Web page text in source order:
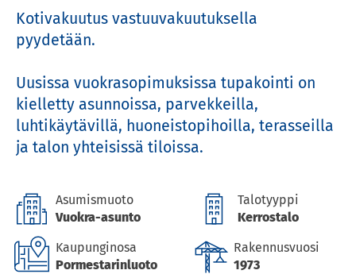
Kotivakuutus vastuuvakuutuksella
pyydetään.
Uusissa vuokrasopimuksissa tupakointi on
kielletty asunnoissa, parvekkeilla,
luhtikäytävillä, huoneistopihoilla, terasseilla
ja talon yhteisissä tiloissa.
Asumismuoto
Vuokra-asunto
Talotyyppi
Kerrostalo
Kaupunginosa
Pormestarinluoto
Rakennusvuosi
1973